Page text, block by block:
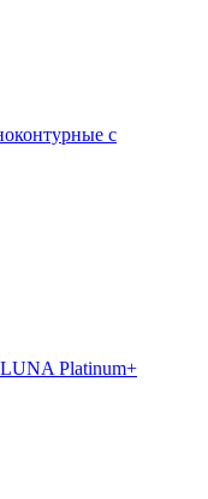
с
Platinum+